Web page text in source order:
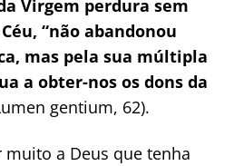
Virgem perdura sem
“não abandonou
mas pela sua múltipla
a obter-nos os dons da
gentium, 62).
muito a Deus que tenha